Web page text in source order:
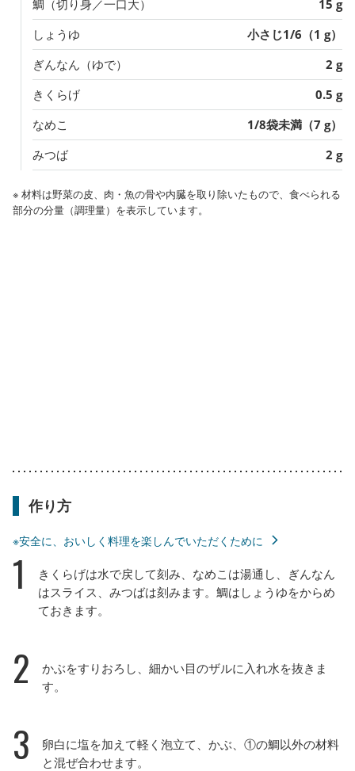
鯛（切り身／一口大）
15 g
しょうゆ
小さじ1/6（1 g）
ぎんなん（ゆで）
2 g
きくらげ
0.5 g
なめこ
1/8袋未満（7 g）
みつば
2 g
※ 材料は野菜の皮、肉・魚の骨や内臓を取り除いたもので、食べられる
部分の分量（調理量）を表示しています。
作り方
※安全に、おいしく料理を楽しんでいただくために
1
きくらげは水で戻して刻み、なめこは湯通し、ぎんなん
はスライス、みつばは刻みます。鯛はしょうゆをからめ
ておきます。
2
かぶをすりおろし、細かい目のザルに入れ水を抜きま
す。
3
卵白に塩を加えて軽く泡立て、かぶ、①の鯛以外の材料
と混ぜ合わせます。